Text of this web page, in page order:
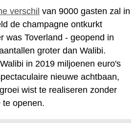
verschil van 9000 gasten zal in
de champagne ontkurkt
was Toverland - geopend in
groter dan Walibi.
in 2019 miljoenen euro's
nieuwe achtbaan,
wist te realiseren zonder
te openen.